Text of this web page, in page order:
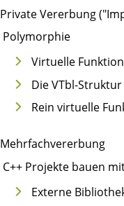
Private Vererbung
Polymorphie
Virtuelle
Die VTbl-Struktur
Rein virtuelle
Mehrfachvererbung
C++ Projekte bauen
Externe